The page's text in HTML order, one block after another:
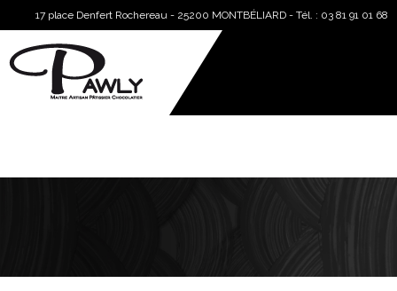
17 place Denfert Rochereau - 25200 MONTBÉLIARD - Tél. : 03 81 91 01 68